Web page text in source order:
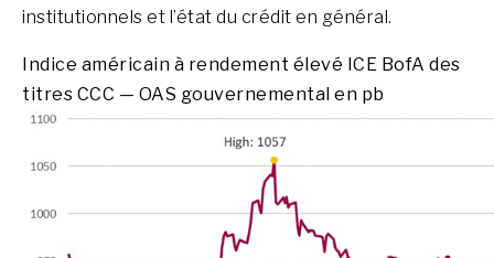
institutionnels et l’état du crédit en général.
Indice américain à rendement élevé ICE BofA des
titres CCC — OAS gouvernemental en pb